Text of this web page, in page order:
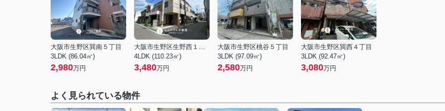
大阪市生野区巽南５丁目
3LDK (86.04㎡)
2,980万円
大阪市生野区生野西１丁目
4LDK (110.23㎡)
3,480万円
大阪市生野区桃谷５丁目
3LDK (97.09㎡)
2,580万円
大阪市生野区巽西４丁目
3LDK (92.47㎡)
3,080万円
よく見られている物件